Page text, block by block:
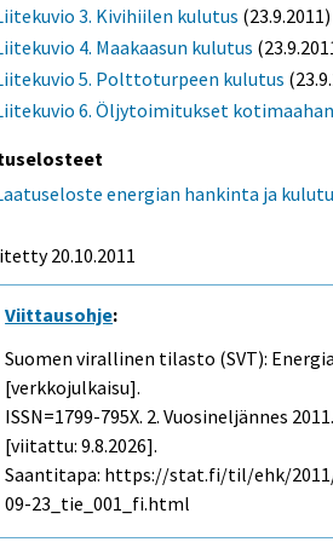
3. Kivihiilen kulutus (23.9.2011)
4. Maakaasun kulutus
5. Polttoturpeen kulutus
6. Öljytoimitukset kotimaahan
energian hankinta ja
20.10.2011
Viittausohje:
Suomen virallinen tilasto (SVT):
[verkkojulkaisu].
ISSN=1799-795X. 2. Vuosineljännes
[viitattu: 9.8.2026].
Saantitapa: https://stat.fi/til/ehk/2011/
09-23_tie_001_fi.html